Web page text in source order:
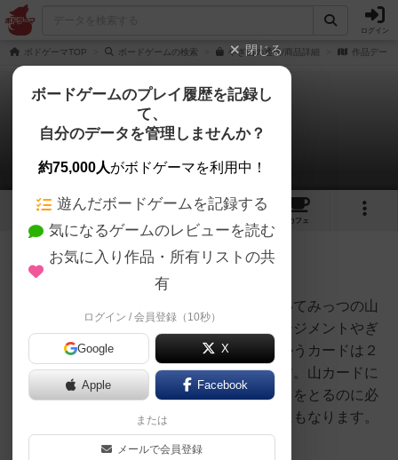
ログイン
ボドゲーマTOP ボードゲームの検索 やぎ山の通販/商品詳細 作品データ
やぎ山
1件のルール/インスト
7 6
カフェ
537名 充実
「やぎ山」は、やぎの群れを率いてみっつの山
の頂上を目指す、「ハンドマネージメントやぎ
登山ゲーム」です。ゲームにつかうカードは２
種類。山カードとやぎカードです。山カードに
書いてある数字は、その山カードをとるのに必
要なやぎの数で、そのまま得点にもなります。
みんなが見えるように場...
大賢者
閉じる
ボードゲームのプレイ履歴を記録し
て、
自分のデータを管理しませんか？
約75,000人がボドゲーマを利用中！
遊んだボードゲームを記録する
気になるゲームのレビューを読む
お気に入り作品・所有リストの共
有
ログイン / 会員登録（10秒）
Google X
Apple Facebook
または
メールで会員登録